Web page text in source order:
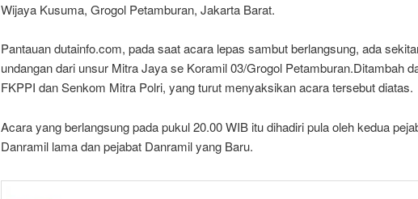
Wijaya Kusuma, Grogol Petamburan, Jakarta Barat.
Pantauan dutainfo.com, pada saat acara lepas sambut berlangsung, ada
undangan dari unsur Mitra Jaya se Koramil 03/Grogol Petamburan.Ditambah
FKPPI dan Senkom Mitra Polri, yang turut menyaksikan acara tersebut diatas.
Acara yang berlangsung pada pukul 20.00 WIB itu dihadiri pula oleh kedua
Danramil lama dan pejabat Danramil yang Baru.